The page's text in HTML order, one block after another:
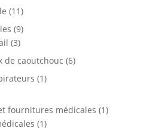
1111
produits
99
produits
33
produits
de caoutchouc 66
11
fournitures médicales 11
11